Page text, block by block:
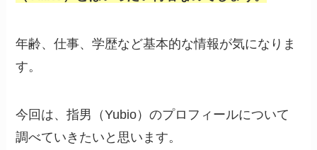
年齢、仕事、学歴など基本的な情報が気になりま
す。
今回は、指男（Yubio）のプロフィールについて
調べていきたいと思います。